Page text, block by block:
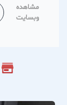
مشاهده
وبسایت